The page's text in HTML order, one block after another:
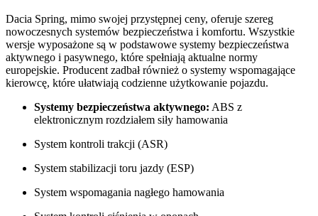
Dacia Spring, mimo swojej przystępnej ceny, oferuje szereg
nowoczesnych systemów bezpieczeństwa i komfortu. Wszystkie
wersje wyposażone są w podstawowe systemy bezpieczeństwa
aktywnego i pasywnego, które spełniają aktualne normy
europejskie. Producent zadbał również o systemy wspomagające
kierowcę, które ułatwiają codzienne użytkowanie pojazdu.
Systemy bezpieczeństwa aktywnego: ABS z
elektronicznym rozdziałem siły hamowania
System kontroli trakcji (ASR)
System stabilizacji toru jazdy (ESP)
System wspomagania nagłego hamowania